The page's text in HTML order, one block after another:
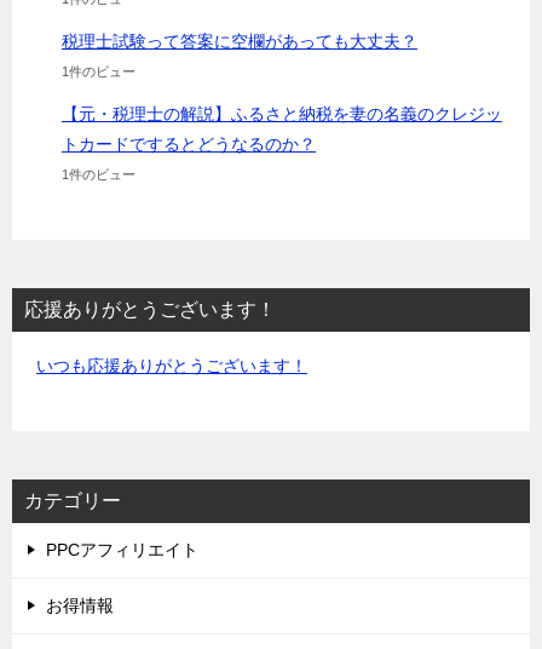
税理士試験って答案に空欄があっても大丈夫？
1件のビュー
【元・税理士の解説】ふるさと納税を妻の名義のクレジッ
トカードでするとどうなるのか？
1件のビュー
応援ありがとうございます！
いつも応援ありがとうございます！
カテゴリー
PPCアフィリエイト
お得情報